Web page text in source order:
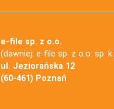
e-file sp. z o.o.
(dawniej: e-file sp. z o.o. sp.
ul. Jeziorańska 12
(60-461) Poznań